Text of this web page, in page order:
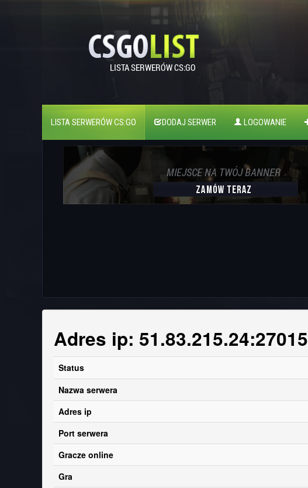
LISTA SERWERÓW CS:GO DODAJ SERWER LOGOWANIE
Adres ip: 51.83.215.24:27015
Status
Nazwa serwera
Adres ip
Port serwera
Gracze online
Gra